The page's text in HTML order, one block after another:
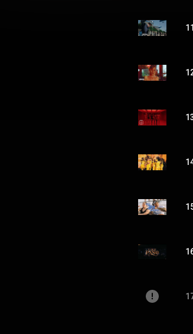
11